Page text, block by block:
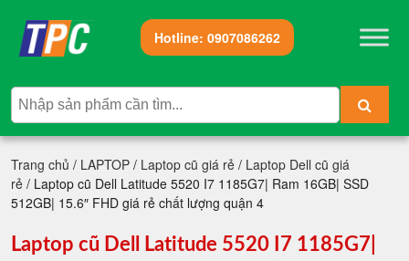
Hotline: 0907086262
Trang chủ / LAPTOP / Laptop cũ giá rẻ / Laptop Dell cũ giá
rẻ / Laptop cũ Dell Latitude 5520 I7 1185G7| Ram 16GB| SSD
512GB| 15.6″ FHD giá rẻ chất lượng quận 4
Laptop cũ Dell Latitude 5520 I7 1185G7|